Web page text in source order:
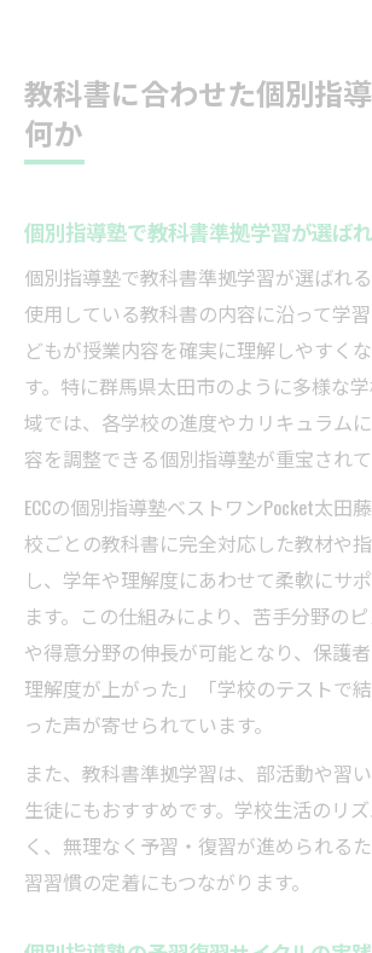
教科書に合わせた個別指
何か
個別指導塾で教科書準拠学習が選ば
個別指導塾で教科書準拠学習が選ばれ
使用している教科書の内容に沿って学
どもが授業内容を確実に理解しやすく
す。特に群馬県太田市のように多様な
域では、各学校の進度やカリキュラム
容を調整できる個別指導塾が重宝されて
ECCの個別指導塾ベストワンPocket太田
校ごとの教科書に完全対応した教材や
し、学年や理解度にあわせて柔軟にサ
ます。この仕組みにより、苦手分野の
や得意分野の伸長が可能となり、保護
理解度が上がった」「学校のテストで
った声が寄せられています。
また、教科書準拠学習は、部活動や習
生徒にもおすすめです。学校生活のリ
く、無理なく予習・復習が進められる
習習慣の定着にもつながります。